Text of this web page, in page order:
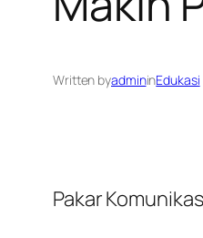
Written byadmininEdukasi
Pakar